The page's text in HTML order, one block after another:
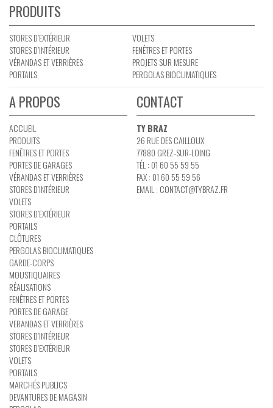
PRODUITS
STORES D’EXTÉRIEUR
STORES D’INTÉRIEUR
VÉRANDAS ET VERRIÈRES
PORTAILS
VOLETS
FENÊTRES ET PORTES
PROJETS SUR MESURE
PERGOLAS BIOCLIMATIQUES
A PROPOS
ACCUEIL
PRODUITS
FENÊTRES ET PORTES
PORTES DE GARAGES
VÉRANDAS ET VERRIÈRES
STORES D’INTÉRIEUR
VOLETS
STORES D’EXTÉRIEUR
PORTAILS
CLÔTURES
PERGOLAS BIOCLIMATIQUES
GARDE-CORPS
MOUSTIQUAIRES
RÉALISATIONS
FENÊTRES ET PORTES
PORTES DE GARAGE
VERANDAS ET VERRIÈRES
STORES D’INTÉRIEUR
STORES D’EXTÉRIEUR
VOLETS
PORTAILS
MARCHÉS PUBLICS
DEVANTURES DE MAGASIN
CONTACT
TY BRAZ
26 RUE DES CAILLOUX
77880 GREZ-SUR-LOING
TÉL : 01 60 55 59 55
FAX : 01 60 55 59 56
EMAIL : CONTACT@TYBRAZ.FR